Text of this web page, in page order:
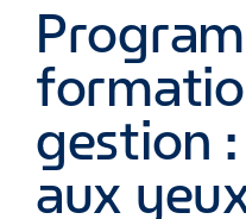
gestion
aux